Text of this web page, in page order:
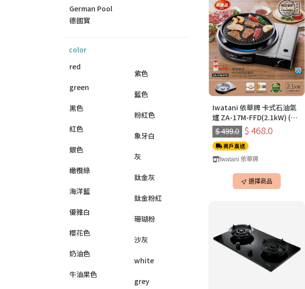
German Pool
德國寳
color
red
green
黑色
紅色
銀色
橄欖綠
海洋藍
優雅白
櫻花色
奶油色
牛油果色
紫色
藍色
粉紅色
象牙白
灰
鈦金灰
鈦金粉紅
珊瑚粉
沙灰
white
grey
Iwatani 依華牌 卡式石油氣
爐 ZA-17M-FFD(2.1kW) (連/
不連 CB-A-YPL 燒烤盆)
$ 499.0 $ 468.0
商戶直送
Iwatani 依華牌
選擇商品